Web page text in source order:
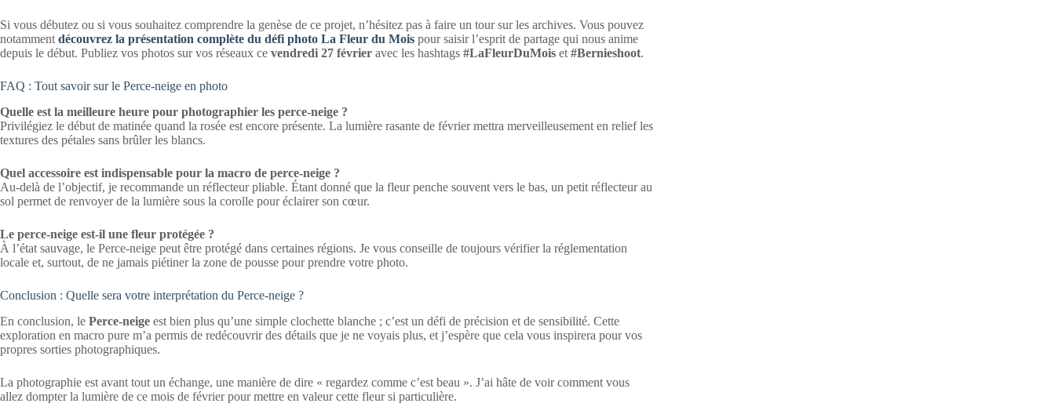
Si vous débutez ou si vous souhaitez comprendre la genèse de ce projet, n’hésitez pas à faire un tour sur les archives. Vous pouvez
notamment découvrez la présentation complète du défi photo La Fleur du Mois pour saisir l’esprit de partage qui nous anime
depuis le début. Publiez vos photos sur vos réseaux ce vendredi 27 février avec les hashtags #LaFleurDuMois et #Bernieshoot.
FAQ : Tout savoir sur le Perce-neige en photo
Quelle est la meilleure heure pour photographier les perce-neige ?
Privilégiez le début de matinée quand la rosée est encore présente. La lumière rasante de février mettra merveilleusement en relief les
textures des pétales sans brûler les blancs.
Quel accessoire est indispensable pour la macro de perce-neige ?
Au-delà de l’objectif, je recommande un réflecteur pliable. Étant donné que la fleur penche souvent vers le bas, un petit réflecteur au
sol permet de renvoyer de la lumière sous la corolle pour éclairer son cœur.
Le perce-neige est-il une fleur protégée ?
À l’état sauvage, le Perce-neige peut être protégé dans certaines régions. Je vous conseille de toujours vérifier la réglementation
locale et, surtout, de ne jamais piétiner la zone de pousse pour prendre votre photo.
Conclusion : Quelle sera votre interprétation du Perce-neige ?
En conclusion, le Perce-neige est bien plus qu’une simple clochette blanche ; c’est un défi de précision et de sensibilité. Cette
exploration en macro pure m’a permis de redécouvrir des détails que je ne voyais plus, et j’espère que cela vous inspirera pour vos
propres sorties photographiques.
La photographie est avant tout un échange, une manière de dire « regardez comme c’est beau ». J’ai hâte de voir comment vous
allez dompter la lumière de ce mois de février pour mettre en valeur cette fleur si particulière.